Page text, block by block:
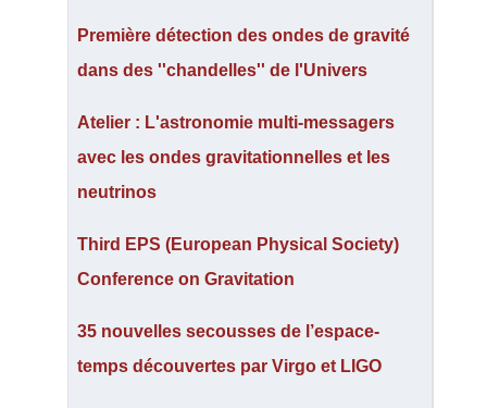
Première détection des ondes de gravité
dans des ''chandelles'' de l'Univers
Atelier : L'astronomie multi-messagers
avec les ondes gravitationnelles et les
neutrinos
Third EPS (European Physical Society)
Conference on Gravitation
35 nouvelles secousses de l’espace-
temps découvertes par Virgo et LIGO